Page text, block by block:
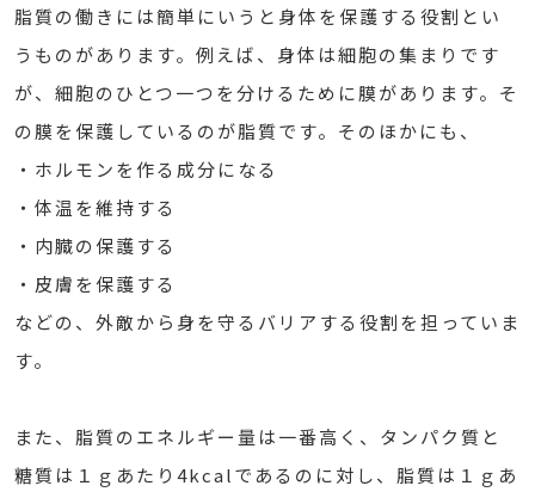
脂質の働きには簡単にいうと身体を保護する役割とい
うものがあります。例えば、身体は細胞の集まりです
が、細胞のひとつ一つを分けるために膜があります。そ
の膜を保護しているのが脂質です。そのほかにも、
・ホルモンを作る成分になる
・体温を維持する
・内臓の保護する
・皮膚を保護する
などの、外敵から身を守るバリアする役割を担っていま
す。
また、脂質のエネルギー量は一番高く、タンパク質と
糖質は１ｇあたり4kcalであるのに対し、脂質は１ｇあ